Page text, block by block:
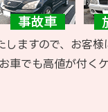
ますので、お客
でも高値が付く